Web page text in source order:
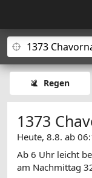
Regen
1373
Heute, 8.8. ab
Ab 6 Uhr leicht
am Nachmittag